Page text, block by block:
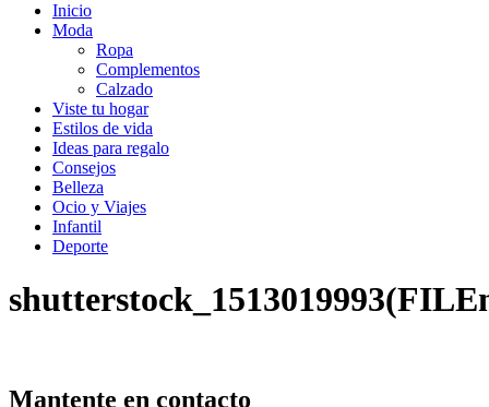
Inicio
Moda
Ropa
Complementos
Calzado
Viste tu hogar
Estilos de vida
Ideas para regalo
Consejos
Belleza
Ocio y Viajes
Infantil
Deporte
Mantente en contacto